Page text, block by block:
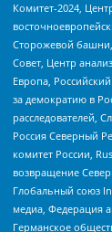
Комитет-2024,
Сторожевой башни,
Совет, Центр
Европа,
за демократию в
расследователей,
Россия Северный
комитет России,
возвращение
Глобальный союз
медиа, Федерация
Германское